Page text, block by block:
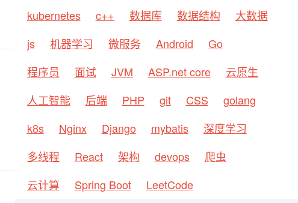
kubernetes
c++ 数据库 数据结构
大数据
js
机器学习 微服务 Android
Go
程序员
面试 JVM ASP.net core
云原生
人工智能
后端 PHP git CSS
golang
k8s
Nginx Django mybatis
深度学习
多线程
React 架构 devops
爬虫
云计算
Spring Boot LeetCode